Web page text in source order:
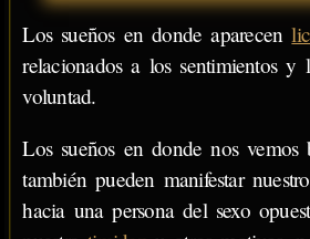
Los sueños en donde aparecen
relacionados a los sentimientos y
voluntad.
Los sueños en donde nos vemos
también pueden manifestar
hacia una persona del sexo